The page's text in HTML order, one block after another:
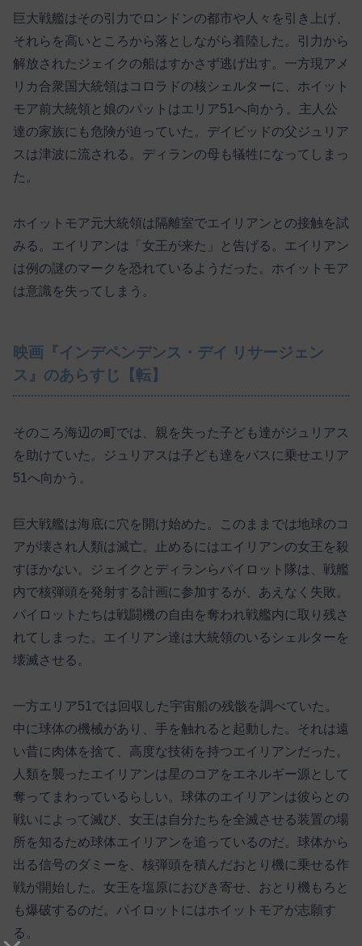
巨大戦艦はその引力でロンドンの都市や人々を引き上げ、
それらを高いところから落としながら着陸した。引力から
解放されたジェイクの船はすかさず逃げ出す。一方現アメ
リカ合衆国大統領はコロラドの核シェルターに、ホイット
モア前大統領と娘のパットはエリア51へ向かう。主人公
達の家族にも危険が迫っていた。デイビッドの父ジュリア
スは津波に流される。ディランの母も犠牲になってしまっ
た。
ホイットモア元大統領は隔離室でエイリアンとの接触を試
みる。エイリアンは「女王が来た」と告げる。エイリアン
は例の謎のマークを恐れているようだった。ホイットモア
は意識を失ってしまう。
映画『インデペンデンス・デイ リサージェン
ス』のあらすじ【転】
そのころ海辺の町では、親を失った子ども達がジュリアス
を助けていた。ジュリアスは子ども達をバスに乗せエリア
51へ向かう。
巨大戦艦は海底に穴を開け始めた。このままでは地球のコ
アが壊され人類は滅亡。止めるにはエイリアンの女王を殺
すほかない。ジェイクとディランらパイロット隊は、戦艦
内で核弾頭を発射する計画に参加するが、あえなく失敗。
パイロットたちは戦闘機の自由を奪われ戦艦内に取り残さ
れてしまった。エイリアン達は大統領のいるシェルターを
壊滅させる。
一方エリア51では回収した宇宙船の残骸を調べていた。
中に球体の機械があり、手を触れると起動した。それは遠
い昔に肉体を捨て、高度な技術を持つエイリアンだった。
人類を襲ったエイリアンは星のコアをエネルギー源として
奪ってまわっているらしい。球体のエイリアンは彼らとの
戦いによって滅び、女王は自分たちを全滅させる装置の場
所を知るため球体エイリアンを追っているのだ。球体から
出る信号のダミーを、核弾頭を積んだおとり機に乗せる作
戦が開始した。女王を塩原におびき寄せ、おとり機もろと
も爆破するのだ。パイロットにはホイットモアが志願す
る。